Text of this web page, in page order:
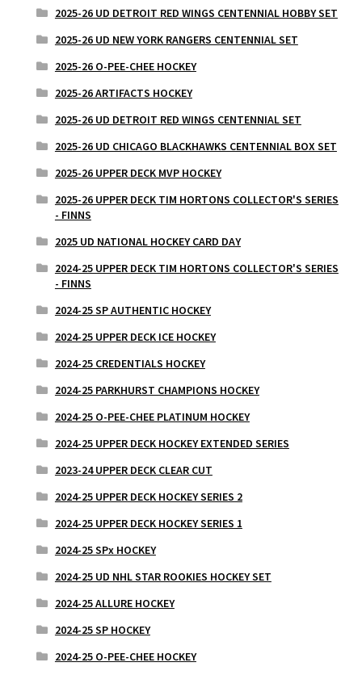
2025-26 UD DETROIT RED WINGS CENTENNIAL HOBBY SET
2025-26 UD NEW YORK RANGERS CENTENNIAL SET
2025-26 O-PEE-CHEE HOCKEY
2025-26 ARTIFACTS HOCKEY
2025-26 UD DETROIT RED WINGS CENTENNIAL SET
2025-26 UD CHICAGO BLACKHAWKS CENTENNIAL BOX SET
2025-26 UPPER DECK MVP HOCKEY
2025-26 UPPER DECK TIM HORTONS COLLECTOR'S SERIES
- FINNS
2025 UD NATIONAL HOCKEY CARD DAY
2024-25 UPPER DECK TIM HORTONS COLLECTOR'S SERIES
- FINNS
2024-25 SP AUTHENTIC HOCKEY
2024-25 UPPER DECK ICE HOCKEY
2024-25 CREDENTIALS HOCKEY
2024-25 PARKHURST CHAMPIONS HOCKEY
2024-25 O-PEE-CHEE PLATINUM HOCKEY
2024-25 UPPER DECK HOCKEY EXTENDED SERIES
2023-24 UPPER DECK CLEAR CUT
2024-25 UPPER DECK HOCKEY SERIES 2
2024-25 UPPER DECK HOCKEY SERIES 1
2024-25 SPx HOCKEY
2024-25 UD NHL STAR ROOKIES HOCKEY SET
2024-25 ALLURE HOCKEY
2024-25 SP HOCKEY
2024-25 O-PEE-CHEE HOCKEY